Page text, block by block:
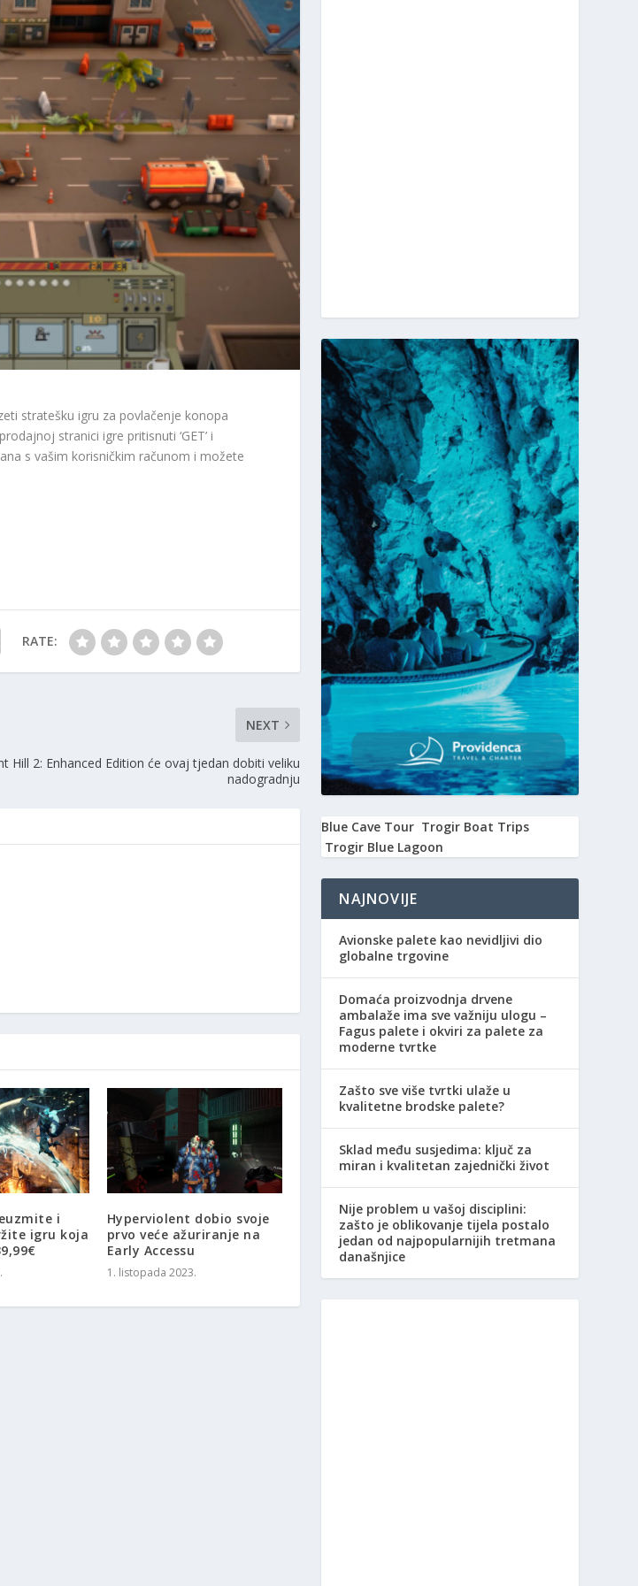
stratešku igru ​​za povlačenje konopa
stranici igre pritisnuti ‘GET’ i
s vašim korisničkim računom i možete
RATE:
NEXT
Hill 2: Enhanced Edition će ovaj tjedan dobiti veliku
nadogradnju
i
igru koja
Hyperviolent dobio svoje
prvo veće ažuriranje na
Early Accessu
1. listopada 2023.
Blue Cave Tour Trogir Boat Trips
Trogir Blue Lagoon
NAJNOVIJE
Avionske palete kao nevidljivi dio
globalne trgovine
Domaća proizvodnja drvene
ambalaže ima sve važniju ulogu –
Fagus palete i okviri za palete za
moderne tvrtke
Zašto sve više tvrtki ulaže u
kvalitetne brodske palete?
Sklad među susjedima: ključ za
miran i kvalitetan zajednički život
Nije problem u vašoj disciplini:
zašto je oblikovanje tijela postalo
jedan od najpopularnijih tretmana
današnjice